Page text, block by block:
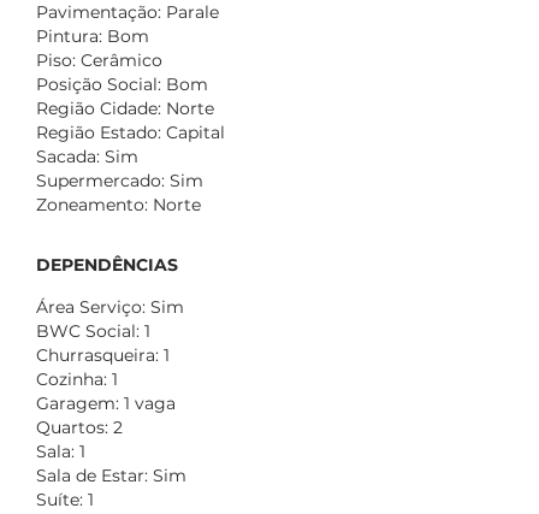
Pavimentação: Parale
Pintura: Bom
Piso: Cerâmico
Posição Social: Bom
Região Cidade: Norte
Região Estado: Capital
Sacada: Sim
Supermercado: Sim
Zoneamento: Norte
DEPENDÊNCIAS
Área Serviço: Sim
BWC Social: 1
Churrasqueira: 1
Cozinha: 1
Garagem: 1 vaga
Quartos: 2
Sala: 1
Sala de Estar: Sim
Suíte: 1